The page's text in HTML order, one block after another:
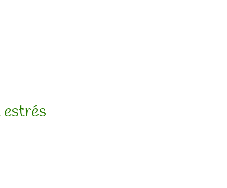
estrés